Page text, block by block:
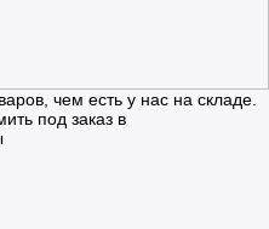
чем есть у нас на складе.
под заказ в